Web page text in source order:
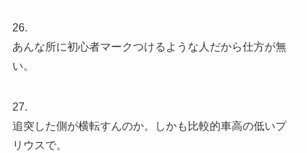
26.
あんな所に初心者マークつけるような人だから仕方が無
い。
27.
追突した側が横転すんのか。しかも比較的車高の低いプ
リウスで。